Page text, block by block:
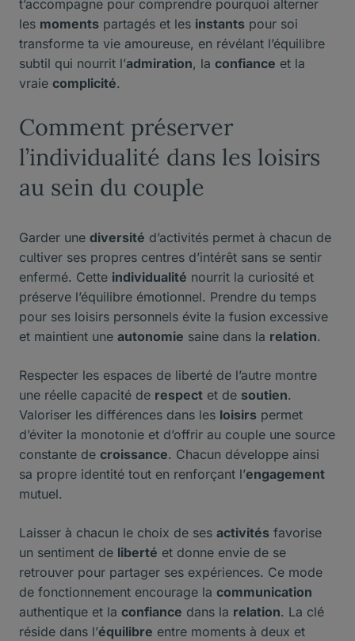
t’accompagne pour comprendre pourquoi alterner
les moments partagés et les instants pour soi
transforme ta vie amoureuse, en révélant l’équilibre
subtil qui nourrit l’admiration, la confiance et la
vraie complicité.
Comment préserver
l’individualité dans les loisirs
au sein du couple
Garder une diversité d’activités permet à chacun de
cultiver ses propres centres d’intérêt sans se sentir
enfermé. Cette individualité nourrit la curiosité et
préserve l’équilibre émotionnel. Prendre du temps
pour ses loisirs personnels évite la fusion excessive
et maintient une autonomie saine dans la relation.
Respecter les espaces de liberté de l’autre montre
une réelle capacité de respect et de soutien.
Valoriser les différences dans les loisirs permet
d’éviter la monotonie et d’offrir au couple une source
constante de croissance. Chacun développe ainsi
sa propre identité tout en renforçant l’engagement
mutuel.
Laisser à chacun le choix de ses activités favorise
un sentiment de liberté et donne envie de se
retrouver pour partager ses expériences. Ce mode
de fonctionnement encourage la communication
authentique et la confiance dans la relation. La clé
réside dans l’équilibre entre moments à deux et